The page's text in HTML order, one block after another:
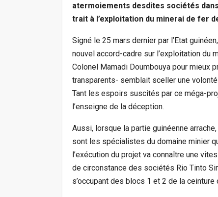
atermoiements desdites sociétés
trait à l’exploitation du minerai de fer
Signé le 25 mars dernier par l’Etat
nouvel accord-cadre sur l’exploitation du
Colonel Mamadi Doumbouya pour mieux
transparents- semblait sceller une
Tant les espoirs suscités par ce méga-
l’enseigne de la déception.
Aussi, lorsque la partie guinéenne
sont les spécialistes du domaine minier
l’exécution du projet va connaître une
de circonstance des sociétés Rio Tinto
s’occupant des blocs 1 et 2 de la